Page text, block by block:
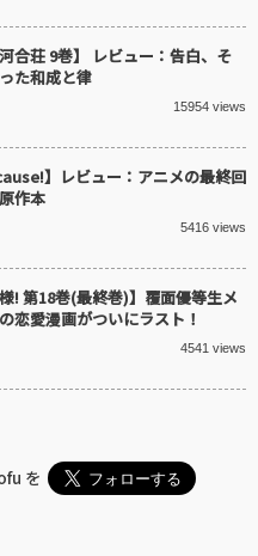
合荘 9巻】 レビュー：告白、そ
た和成と律
15954 views
】レビュー：アニメの最終回
作本
5416 views
! 第18巻(最終巻)】覆面優等生メ
恋愛漫画がついにラスト！
4541 views
を